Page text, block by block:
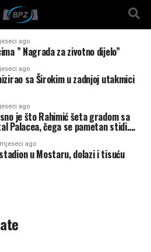
ago
” Nagrada za zivotno dijelo”
ago
sa Širokim u zadnjoj utakmici
ago
je što Rahimić šeta gradom sa
Palacea, čega se pametan stidi….
ago
u Mostaru, dolazi i tisuću